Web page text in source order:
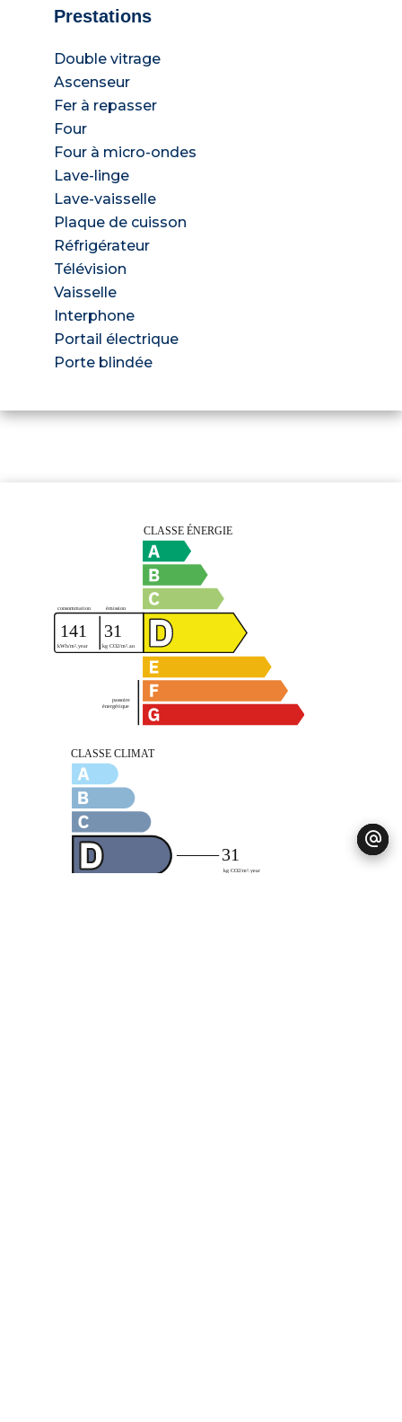
Prestations
Double vitrage
Ascenseur
Fer à repasser
Four
Four à micro-ondes
Lave-linge
Lave-vaisselle
Plaque de cuisson
Réfrigérateur
Télévision
Vaisselle
Interphone
Portail électrique
Porte blindée